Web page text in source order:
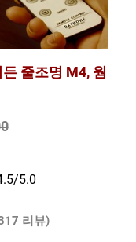
줄조명 M4, 웜
5.0
리뷰)